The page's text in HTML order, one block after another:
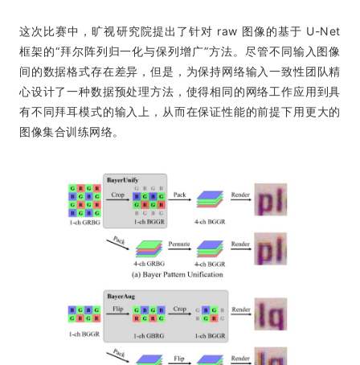
这次比赛中，旷视研究院提出了针对 raw 图像的基于 U-Net
框架的“拜尔阵列归一化与保列增广”方法。尽管不同输入图像
间的数据格式存在差异，但是，为保持网络输入一致性团队精
心设计了一种数据预处理方法，使得相同的网络工作应用到具
有不同拜耳模式的输入上，从而在保证性能的前提下用更大的
图像集合训练网络。